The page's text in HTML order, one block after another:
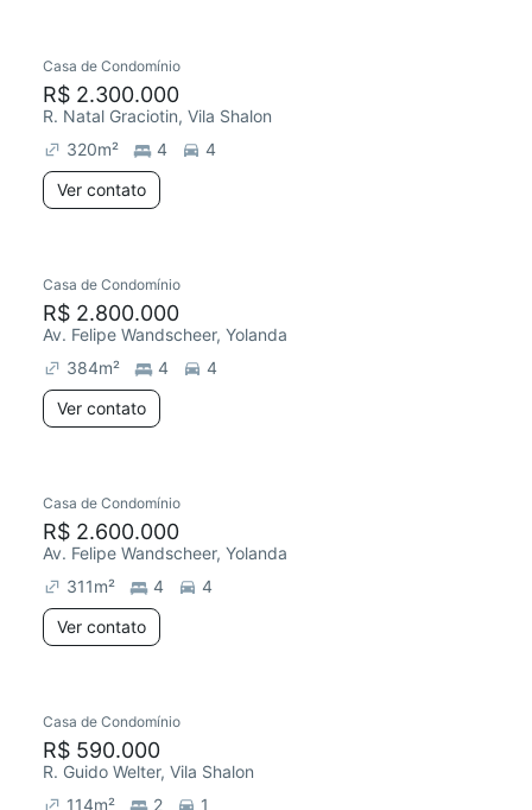
Casa de Condomínio
R$ 2.300.000
R. Natal Graciotin, Vila Shalon
320m² 4
4
Ver contato
Casa de Condomínio
R$ 2.800.000
Av. Felipe Wandscheer, Yolanda
384m² 4
4
Ver contato
Casa de Condomínio
R$ 2.600.000
Av. Felipe Wandscheer, Yolanda
311m² 4
4
Ver contato
Casa de Condomínio
R$ 590.000
R. Guido Welter, Vila Shalon
114m² 2 1